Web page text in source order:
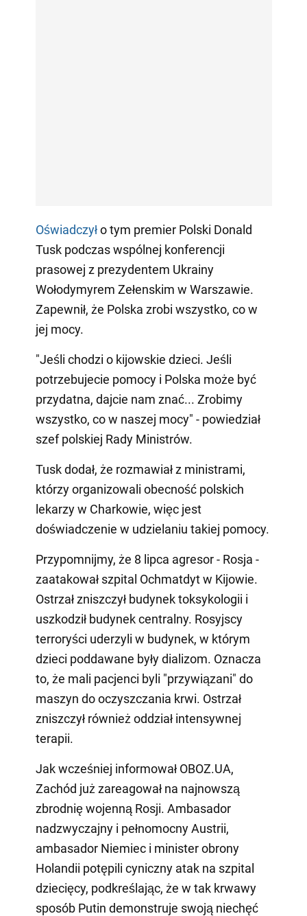
Oświadczyło tym premier Polski Donald
Tusk podczas wspólnej konferencji
prasowej z prezydentem Ukrainy
Wołodymyrem Zełenskim w Warszawie.
Zapewnił, że Polska zrobi wszystko, co w
jej mocy.
"Jeśli chodzi o kijowskie dzieci. Jeśli
potrzebujecie pomocy i Polska może być
przydatna, dajcie nam znać... Zrobimy
wszystko, co w naszej mocy" - powiedział
szef polskiej Rady Ministrów.
Tusk dodał, że rozmawiał z ministrami,
którzy organizowali obecność polskich
lekarzy w Charkowie, więc jest
doświadczenie w udzielaniu takiej pomocy.
Przypomnijmy, że 8 lipca agresor - Rosja -
zaatakował szpital Ochmatdyt w Kijowie.
Ostrzał zniszczył budynek toksykologii i
uszkodził budynek centralny. Rosyjscy
terroryści uderzyli w budynek, w którym
dzieci poddawane były dializom. Oznacza
to, że mali pacjenci byli "przywiązani" do
maszyn do oczyszczania krwi. Ostrzał
zniszczył również oddział intensywnej
terapii.
Jak wcześniej informował OBOZ.UA,
Zachód już zareagował na najnowszą
zbrodnię wojenną Rosji. Ambasador
nadzwyczajny i pełnomocny Austrii,
ambasador Niemiec i minister obrony
Holandii potępili cyniczny atak na szpital
dziecięcy, podkreślając, że w tak krwawy
sposób Putin demonstruje swoją niechęć